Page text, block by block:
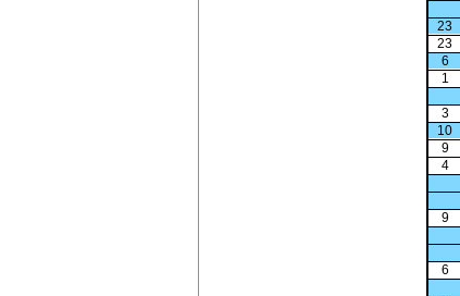
23
23
6
1
3
10
9
4
9
6